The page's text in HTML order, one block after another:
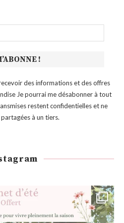
des informations et des offres
Je pourrai me désabonner à tout
restent confidentielles et ne
à un tiers.